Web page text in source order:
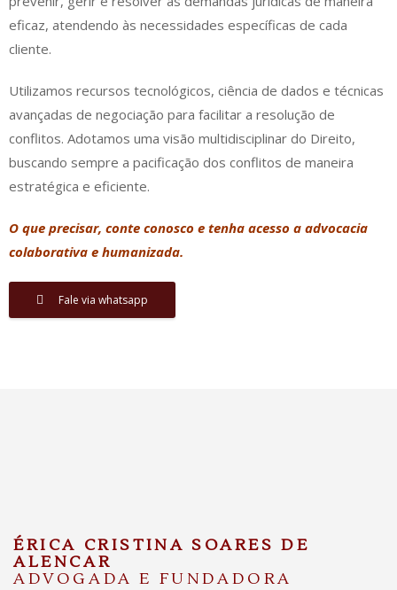
eficaz, atendendo às necessidades específicas de cada
cliente.
Utilizamos recursos tecnológicos, ciência de dados e técnicas
avançadas de negociação para facilitar a resolução de
conflitos. Adotamos uma visão multidisciplinar do Direito,
buscando sempre a pacificação dos conflitos de maneira
estratégica e eficiente.
O que precisar, conte conosco e tenha acesso a advocacia
colaborativa e humanizada.
Fale via whatsapp
ÉRICA CRISTINA SOARES DE
ALENCAR
ADVOGADA E FUNDADORA